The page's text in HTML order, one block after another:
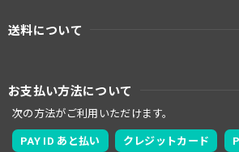
送料について
お支払い方法について
次の方法がご利用いただけます。
PAY ID あと払い クレジットカード